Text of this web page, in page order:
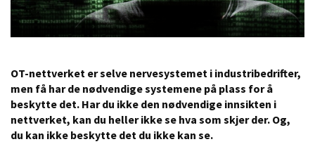
OT-nettverket er selve nervesystemet i industribedrifter,
men få har de nødvendige systemene på plass for å
beskytte det. Har du ikke den nødvendige innsikten i
nettverket, kan du heller ikke se hva som skjer der. Og,
du kan ikke beskytte det du ikke kan se.